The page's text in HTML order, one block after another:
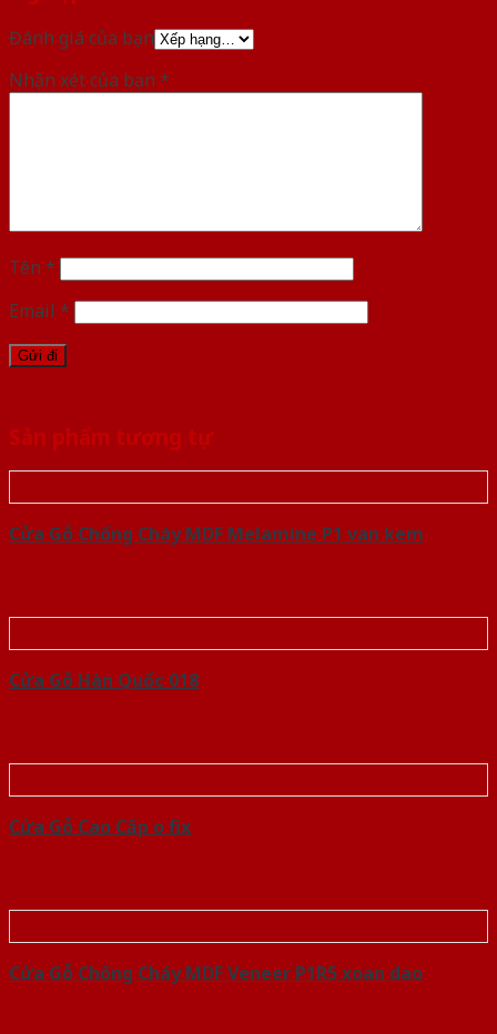
Đánh giá của bạn
Nhận xét của bạn *
Tên *
Email *
Sản phẩm tương tự
Cửa Gỗ Chống Cháy MDF Melamine P1 van kem
Cửa Gỗ Hàn Quốc 018
Cửa Gỗ Cao Cấp o fix
Cửa Gỗ Chống Cháy MDF Veneer P1R5 xoan dao